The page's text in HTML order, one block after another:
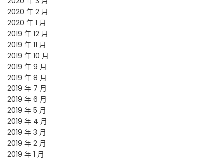
2020 年 2 月
2020 年 1 月
2019 年 12 月
2019 年 11 月
2019 年 10 月
2019 年 9 月
2019 年 8 月
2019 年 7 月
2019 年 6 月
2019 年 5 月
2019 年 4 月
2019 年 3 月
2019 年 2 月
2019 年 1 月